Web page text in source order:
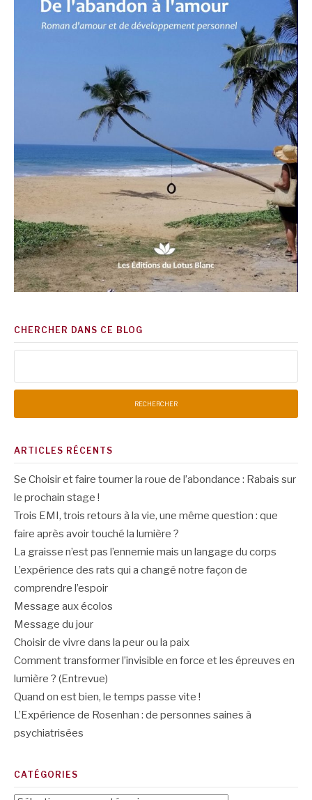
CHERCHER DANS CE BLOG
ARTICLES RÉCENTS
Se Choisir et faire tourner la roue de l’abondance : Rabais sur
le prochain stage !
Trois EMI, trois retours à la vie, une même question : que
faire après avoir touché la lumière ?
La graisse n’est pas l’ennemie mais un langage du corps
L’expérience des rats qui a changé notre façon de
comprendre l’espoir
Message aux écolos
Message du jour
Choisir de vivre dans la peur ou la paix
Comment transformer l’invisible en force et les épreuves en
lumière ? (Entrevue)
Quand on est bien, le temps passe vite !
L’Expérience de Rosenhan : de personnes saines à
psychiatrisées
CATÉGORIES